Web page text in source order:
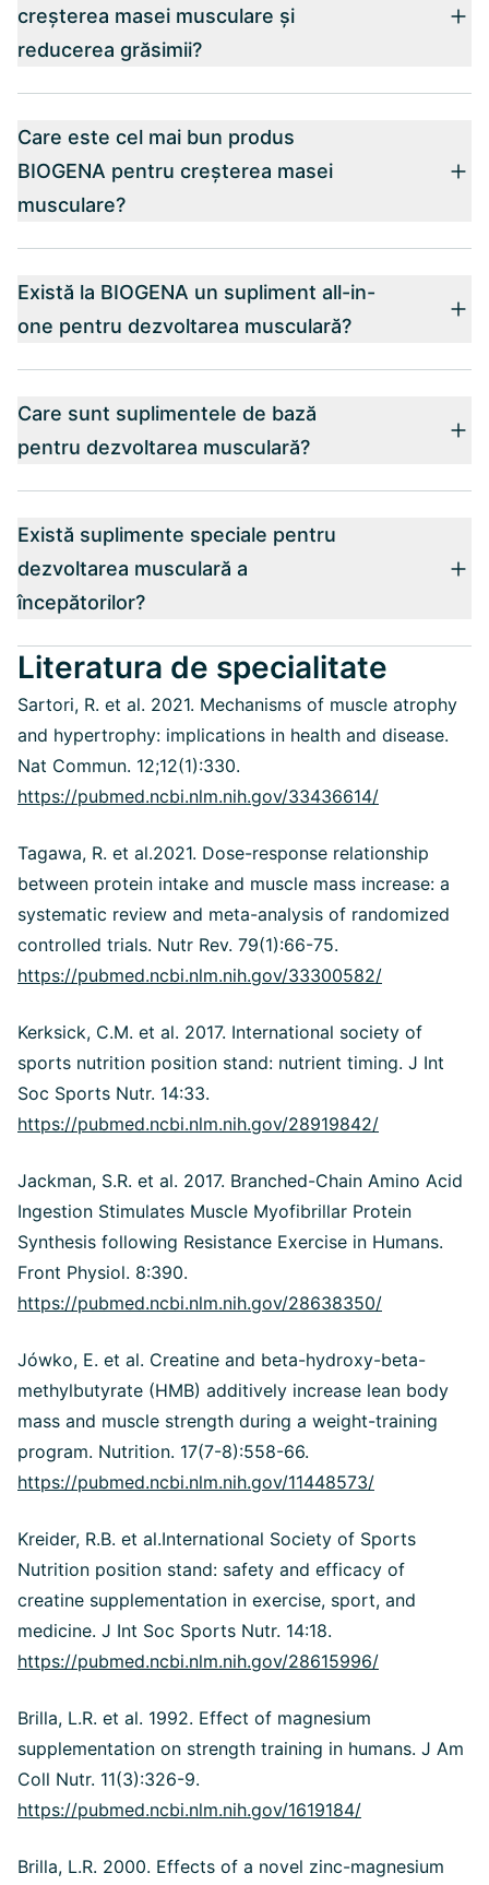
creșterea masei musculare și
reducerea grăsimii?
Care este cel mai bun produs
BIOGENA pentru creșterea masei
musculare?
Există la BIOGENA un supliment all-in-
one pentru dezvoltarea musculară?
Care sunt suplimentele de bază
pentru dezvoltarea musculară?
Există suplimente speciale pentru
dezvoltarea musculară a
începătorilor?
Literatura de specialitate
Sartori, R. et al. 2021. Mechanisms of muscle atrophy
and hypertrophy: implications in health and disease.
Nat Commun. 12;12(1):330.
https://pubmed.ncbi.nlm.nih.gov/33436614/
Tagawa, R. et al.2021. Dose-response relationship
between protein intake and muscle mass increase: a
systematic review and meta-analysis of randomized
controlled trials. Nutr Rev. 79(1):66-75.
https://pubmed.ncbi.nlm.nih.gov/33300582/
Kerksick, C.M. et al. 2017. International society of
sports nutrition position stand: nutrient timing. J Int
Soc Sports Nutr. 14:33.
https://pubmed.ncbi.nlm.nih.gov/28919842/
Jackman, S.R. et al. 2017. Branched-Chain Amino Acid
Ingestion Stimulates Muscle Myofibrillar Protein
Synthesis following Resistance Exercise in Humans.
Front Physiol. 8:390.
https://pubmed.ncbi.nlm.nih.gov/28638350/
Jówko, E. et al. Creatine and beta-hydroxy-beta-
methylbutyrate (HMB) additively increase lean body
mass and muscle strength during a weight-training
program. Nutrition. 17(7-8):558-66.
https://pubmed.ncbi.nlm.nih.gov/11448573/
Kreider, R.B. et al.International Society of Sports
Nutrition position stand: safety and efficacy of
creatine supplementation in exercise, sport, and
medicine. J Int Soc Sports Nutr. 14:18.
https://pubmed.ncbi.nlm.nih.gov/28615996/
Brilla, L.R. et al. 1992. Effect of magnesium
supplementation on strength training in humans. J Am
Coll Nutr. 11(3):326-9.
https://pubmed.ncbi.nlm.nih.gov/1619184/
Brilla, L.R. 2000. Effects of a novel zinc-magnesium